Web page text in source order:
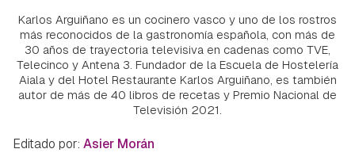
Karlos Arguiñano es un cocinero vasco y uno de los rostros
más reconocidos de la gastronomía española, con más de
30 años de trayectoria televisiva en cadenas como TVE,
Telecinco y Antena 3. Fundador de la Escuela de Hostelería
Aiala y del Hotel Restaurante Karlos Arguiñano, es también
autor de más de 40 libros de recetas y Premio Nacional de
Televisión 2021.
Editado por: Asier Morán